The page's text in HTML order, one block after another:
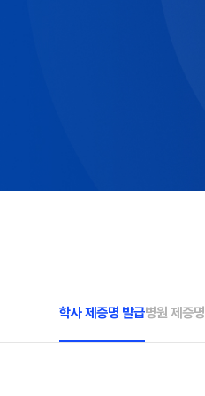
학사 제증명 발급병원 제증